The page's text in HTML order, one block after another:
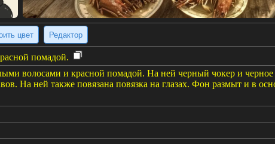
цвет Редактор
помадой.
волосами и красной помадой. На ней черный чокер и черное
На ней также повязана повязка на глазах. Фон размыт и в